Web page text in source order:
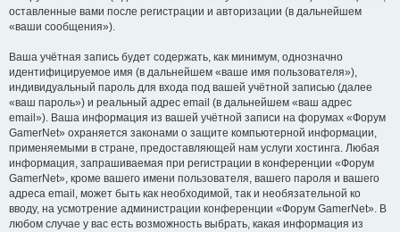
оставленные вами после регистрации и авторизации (в дальнейшем
«ваши сообщения»).
Ваша учётная запись будет содержать, как минимум, однозначно
идентифицируемое имя (в дальнейшем «ваше имя пользователя»),
индивидуальный пароль для входа под вашей учётной записью (далее
«ваш пароль») и реальный адрес email (в дальнейшем «ваш адрес
email»). Ваша информация из вашей учётной записи на форумах «Форум
GamerNet» охраняется законами о защите компьютерной информации,
применяемыми в стране, предоставляющей нам услуги хостинга. Любая
информация, запрашиваемая при регистрации в конференции «Форум
GamerNet», кроме вашего имени пользователя, вашего пароля и вашего
адреса email, может быть как необходимой, так и необязательной ко
вводу, на усмотрение администрации конференции «Форум GamerNet». В
любом случае у вас есть возможность выбрать, какая информация из